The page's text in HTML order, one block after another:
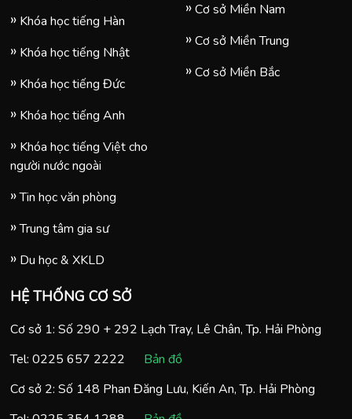
Khóa học tiếng Hàn
Khóa học tiếng Nhật
Khóa học tiếng Đức
Khóa học tiếng Anh
Khóa học tiếng Việt cho
người nước ngoài
Tin học văn phòng
Trung tâm gia sư
Du học & XKLD
Cơ sở Miền Nam
Cơ sở Miền Trung
Cơ sở Miền Bắc
HỆ THỐNG CƠ SỞ
Cơ sở 1: Số 290 + 292 Lạch Tray, Lê Chân, Tp. Hải Phòng
Tel: 0225 657 2222
Bản đồ
Cơ sở 2: Số 148 Phan Đăng Lưu, Kiến An, Tp. Hải Phòng